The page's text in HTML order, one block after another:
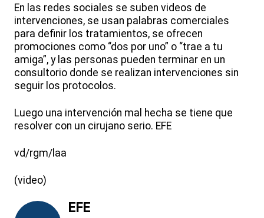
En las redes sociales se suben videos de
intervenciones, se usan palabras comerciales
para definir los tratamientos, se ofrecen
promociones como “dos por uno” o “trae a tu
amiga”, y las personas pueden terminar en un
consultorio donde se realizan intervenciones sin
seguir los protocolos.
Luego una intervención mal hecha se tiene que
resolver con un cirujano serio. EFE
vd/rgm/laa
(video)
EFE